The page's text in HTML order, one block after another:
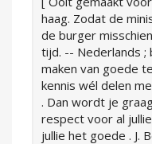
haag. Zodat de
de burger
tijd. -- Nederlands ;
maken van goede
kennis wél delen
. Dan wordt je
respect voor al
jullie het goede . J.